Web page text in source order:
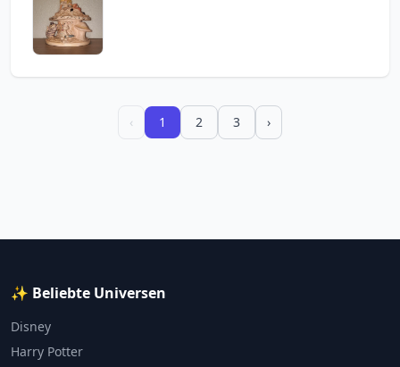
‹ 1 2 3 ›
✨ Beliebte Universen
Disney
Harry Potter